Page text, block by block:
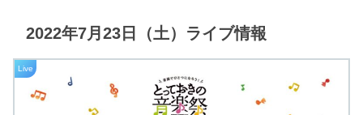
2022年7月23日（土）ライブ情報
Live